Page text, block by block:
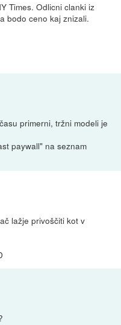
Times. Odlicni clanki iz
bodo ceno kaj znizali.
primerni, tržni modeli je
paywall" na seznam
lažje privoščiti kot v